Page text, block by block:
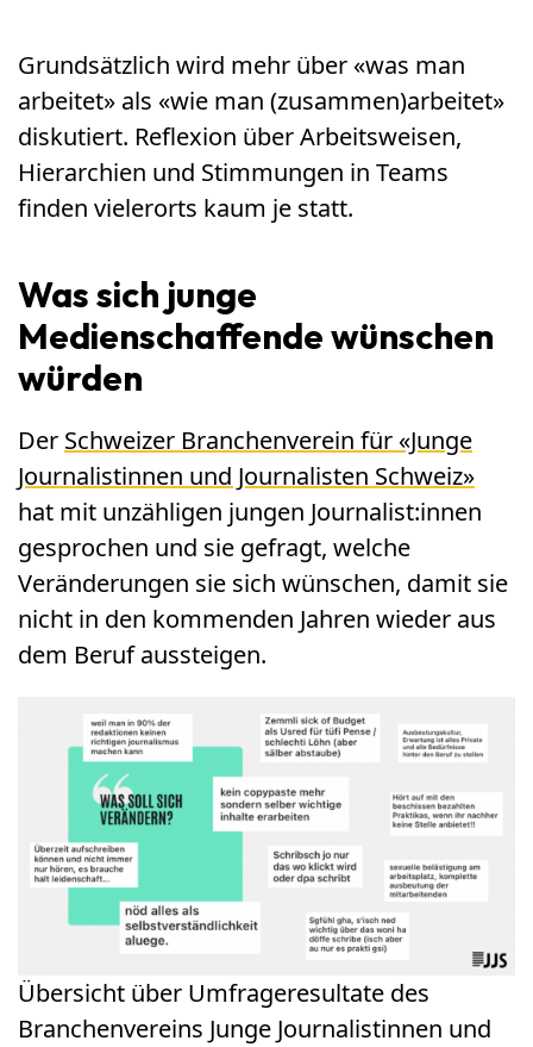
Grundsätzlich wird mehr über «was man
arbeitet» als «wie man (zusammen)arbeitet»
diskutiert. Reflexion über Arbeitsweisen,
Hierarchien und Stimmungen in Teams
finden vielerorts kaum je statt.
Was sich junge
Medienschaffende wünschen
würden
Der Schweizer Branchenverein für «Junge
Journalistinnen und Journalisten Schweiz»
hat mit unzähligen jungen Journalist:innen
gesprochen und sie gefragt, welche
Veränderungen sie sich wünschen, damit sie
nicht in den kommenden Jahren wieder aus
dem Beruf aussteigen.
Übersicht über Umfrageresultate des
Branchenvereins Junge Journalistinnen und